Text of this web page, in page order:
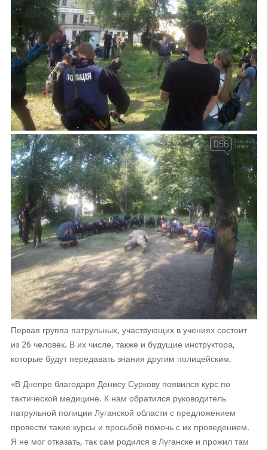
Первая группа патрульных, участвующих в учениях состоит
из 26 человек. В их числе, также и будущие инструктора,
которые будут передавать знания другим полицейским.
«В Днепре благодаря Денису Суркову появился курс по
тактической медицине. К нам обратился руководитель
патрульной полиции Луганской области с предложением
провести такие курсы и просьбой помочь с их проведением.
Я не мог отказать, так сам родился в Луганске и прожил там